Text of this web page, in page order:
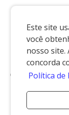
Este site
você
nosso site.
concorda
Política de
Preços e
televendas,
CASA DA